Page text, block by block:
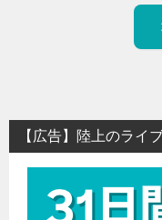
【広告】陸上のライ